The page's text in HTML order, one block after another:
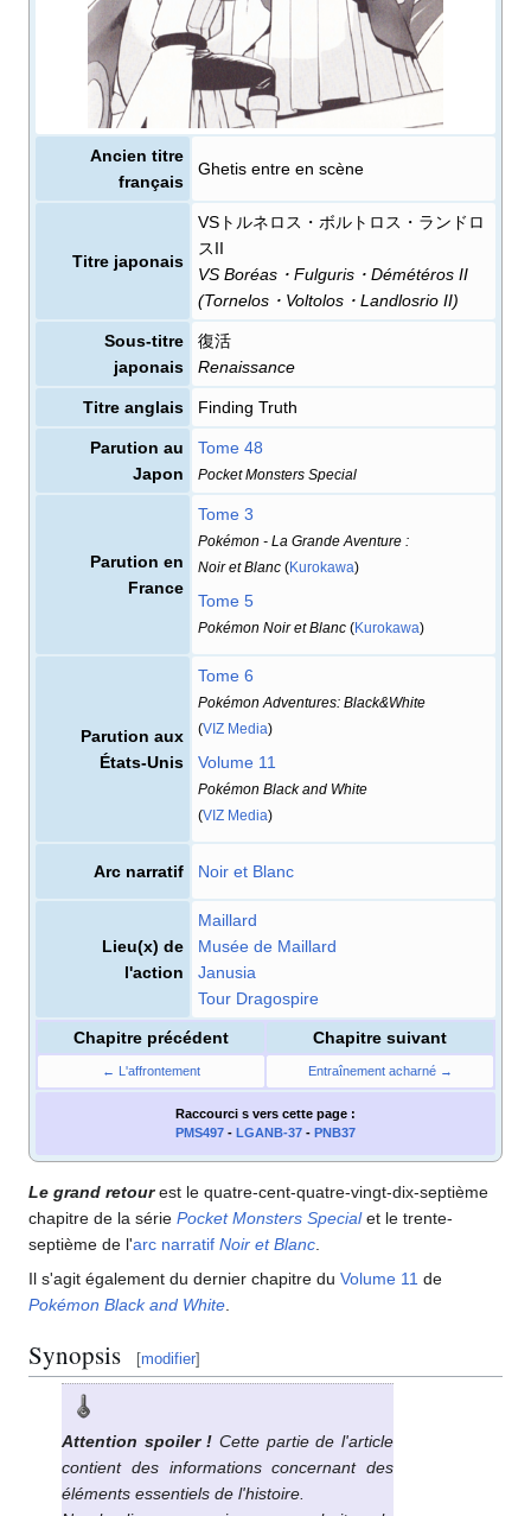
Ancien titre
français
Ghetis entre en scène
Titre japonais
VSトルネロス・ボルトロス・ランドロ
スII
VS Boréas・Fulguris・Démétéros II
(Tornelos・Voltolos・Landlosrio II)
Sous-titre
japonais
復活
Renaissance
Titre anglais Finding Truth
Parution au
Japon
Tome 48
Pocket Monsters Special
Parution en
France
Tome 3
Pokémon - La Grande Aventure :
Noir et Blanc (Kurokawa)
Tome 5
Pokémon Noir et Blanc (Kurokawa)
Parution aux
États-Unis
Tome 6
Pokémon Adventures: Black&White
(VIZ Media)
Volume 11
Pokémon Black and White
(VIZ Media)
Arc narratif Noir et Blanc
Lieu(x) de
l'action
Maillard
Musée de Maillard
Janusia
Tour Dragospire
Chapitre précédent Chapitre suivant
← L'affrontement Entraînement acharné →
Raccourci s vers cette page :
PMS497 - LGANB-37 - PNB37
Le grand retourest le quatre-cent-quatre-vingt-dix-septième
chapitre de la série Pocket Monsters Specialet le trente-
septième de l'arc narratif Noir et Blanc
Il s'agit également du dernier chapitre du Volume 11 de
Pokémon Black and White
Synopsis [modifier]
Attention spoiler ! Cette partie de l'article
contient des informations concernant des
éléments essentiels de l'histoire.